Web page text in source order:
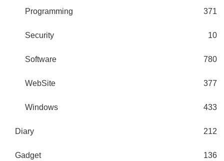
Programming 371
Security 10
Software 780
WebSite 377
Windows 433
Diary 212
Gadget 136